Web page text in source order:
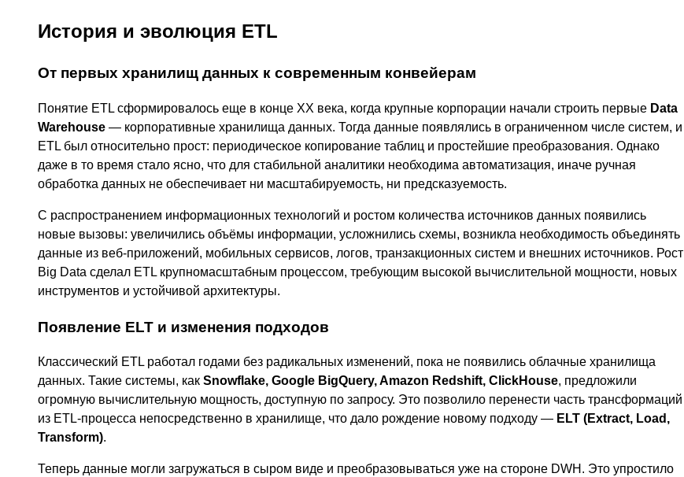
История и эволюция ETL
От первых хранилищ данных к современным конвейерам
Понятие ETL сформировалось еще в конце XX века, когда крупные корпорации начали строить первые Data
Warehouse — корпоративные хранилища данных. Тогда данные появлялись в ограниченном числе систем, и
ETL был относительно прост: периодическое копирование таблиц и простейшие преобразования. Однако
даже в то время стало ясно, что для стабильной аналитики необходима автоматизация, иначе ручная
обработка данных не обеспечивает ни масштабируемость, ни предсказуемость.
С распространением информационных технологий и ростом количества источников данных появились
новые вызовы: увеличились объёмы информации, усложнились схемы, возникла необходимость объединять
данные из веб-приложений, мобильных сервисов, логов, транзакционных систем и внешних источников. Рост
Big Data сделал ETL крупномасштабным процессом, требующим высокой вычислительной мощности, новых
инструментов и устойчивой архитектуры.
Появление ELT и изменения подходов
Классический ETL работал годами без радикальных изменений, пока не появились облачные хранилища
данных. Такие системы, как Snowflake, Google BigQuery, Amazon Redshift, ClickHouse, предложили
огромную вычислительную мощность, доступную по запросу. Это позволило перенести часть трансформаций
из ETL-процесса непосредственно в хранилище, что дало рождение новому подходу — ELT (Extract, Load,
Transform).
Теперь данные могли загружаться в сыром виде и преобразовываться уже на стороне DWH. Это упростило